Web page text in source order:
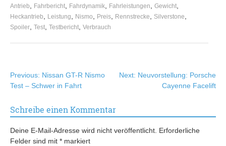
Antrieb, Fahrbericht, Fahrdynamik, Fahrleistungen, Gewicht,
Heckantrieb, Leistung, Nismo, Preis, Rennstrecke, Silverstone,
Spoiler, Test, Testbericht, Verbrauch
Beitragsnavigation
Previous: Nissan GT-R Nismo
Test – Schwer in Fahrt
Next: Neuvorstellung: Porsche
Cayenne Facelift
Schreibe einen Kommentar
Deine E-Mail-Adresse wird nicht veröffentlicht. Erforderliche
Felder sind mit * markiert